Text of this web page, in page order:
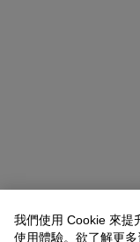
我們使用 Cookie 來提
使用體驗。欲了解更